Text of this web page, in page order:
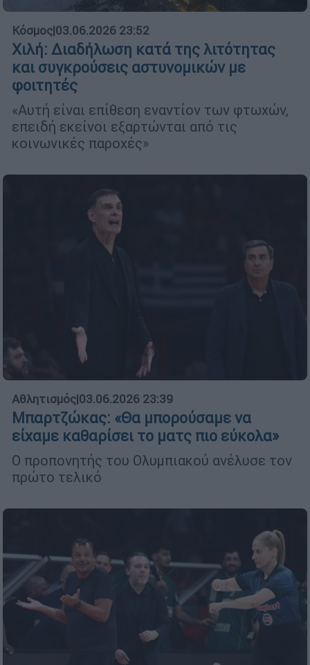
Κόσμος|03.06.2026 23:52
Χιλή: Διαδήλωση κατά της λιτότητας
και συγκρούσεις αστυνομικών με
φοιτητές
«Αυτή είναι επίθεση εναντίον των φτωχών,
επειδή εκείνοι εξαρτώνται από τις
κοινωνικές παροχές»
Αθλητισμός|03.06.2026 23:39
Μπαρτζώκας: «Θα μπορούσαμε να
είχαμε καθαρίσει το ματς πιο εύκολα»
Ο προπονητής του Ολυμπιακού ανέλυσε τον
πρώτο τελικό